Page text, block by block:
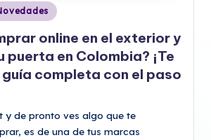
online en el exterior y
puerta en Colombia? ¡Te
guía completa con el paso
y de pronto ves algo que te
es de una de tus marcas